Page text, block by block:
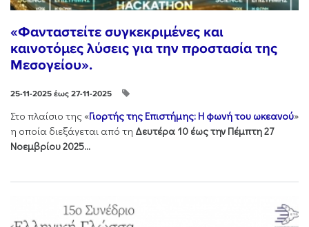
«Φανταστείτε συγκεκριμένες και
καινοτόμες λύσεις για την προστασία της
Μεσογείου».
25-11-2025 έως 27-11-2025
Στo πλαίσιo της «Γιορτής της Επιστήμης: Η φωνή του ωκεανού»
η οποία διεξάγεται από τη Δευτέρα 10 έως την Πέμπτη 27
Νοεμβρίου 2025...